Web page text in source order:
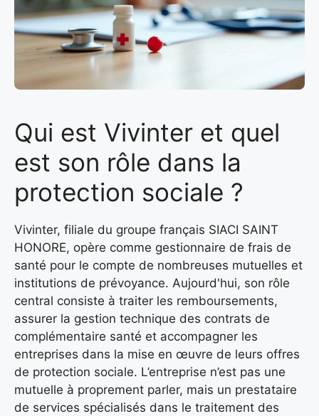
Qui est Vivinter et quel
est son rôle dans la
protection sociale ?
Vivinter, filiale du groupe français SIACI SAINT
HONORE, opère comme gestionnaire de frais de
santé pour le compte de nombreuses mutuelles et
institutions de prévoyance. Aujourd'hui, son rôle
central consiste à traiter les remboursements,
assurer la gestion technique des contrats de
complémentaire santé et accompagner les
entreprises dans la mise en œuvre de leurs offres
de protection sociale. L’entreprise n’est pas une
mutuelle à proprement parler, mais un prestataire
de services spécialisés dans le traitement des